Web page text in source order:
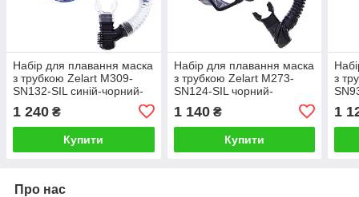
Набір для плавання маска
з трубкою Zelart M309-
SN132-SIL синій-чорний-
1 240 ₴
Купити
Набір для плавання маска
з трубкою Zelart M273-
SN124-SIL чорний-
1 140₴
Купити
з
1
Про нас